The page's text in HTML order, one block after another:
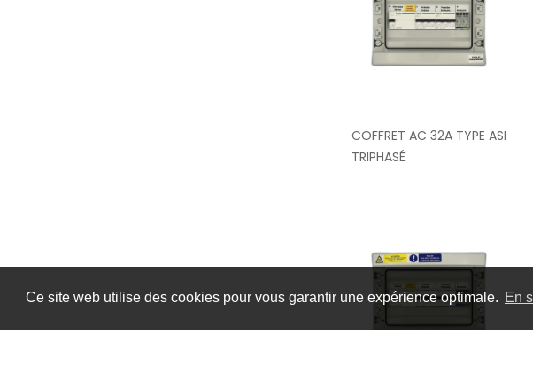
Ce site web utilise des cookies pour vous garantir une expérience optimale. En
COFFRET AC 32A TYPE ASI
TRIPHASÉ